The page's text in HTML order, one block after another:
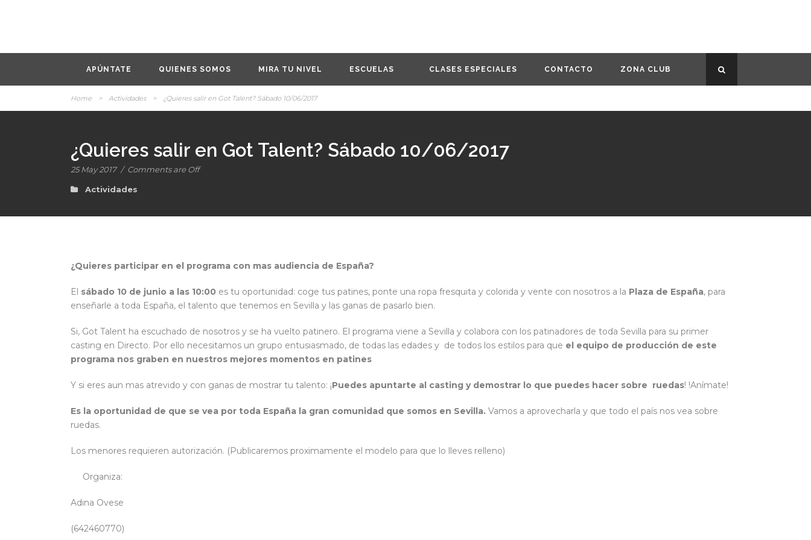
APÚNTATE QUIENES SOMOS MIRA TU NIVEL ESCUELAS CLASES ESPECIALES CONTACTO ZONA CLUB
Home > Actividades > ¿Quieres salir en Got Talent? Sábado 10/06/2017
¿Quieres salir en Got Talent? Sábado 10/06/2017
25 May 2017 / Comments are Off
Actividades
¿Quieres participar en el programa con mas audiencia de España?
El sábado 10 de junio a las 10:00 es tu oportunidad: coge tus patines, ponte una ropa fresquita y colorida y vente con nosotros a la Plaza de España, para
enseñarle a toda España, el talento que tenemos en Sevilla y las ganas de pasarlo bien.
Si, Got Talent ha escuchado de nosotros y se ha vuelto patinero. El programa viene a Sevilla y colabora con los patinadores de toda Sevilla para su primer
casting en Directo. Por ello necesitamos un grupo entusiasmado, de todas las edades y de todos los estilos para que el equipo de producción de este
programa nos graben en nuestros mejores momentos en patines
Y si eres aun mas atrevido y con ganas de mostrar tu talento: ¡Puedes apuntarte al casting y demostrar lo que puedes hacer sobre ruedas! !Anímate!
Es la oportunidad de que se vea por toda España la gran comunidad que somos en Sevilla. Vamos a aprovecharla y que todo el país nos vea sobre
ruedas.
Los menores requieren autorización. (Publicaremos proximamente el modelo para que lo lleves relleno)
Organiza:
Adina Ovese
(642460770)